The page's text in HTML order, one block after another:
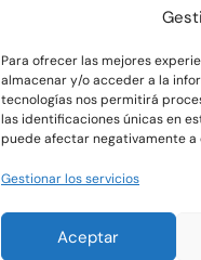
Para ofrecer las mejores
almacenar y/o acceder a la
tecnologías nos permitirá
las identificaciones únicas en
puede afectar negativamente
Gestionar los servicios
Aceptar